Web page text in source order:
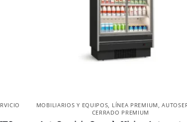
MOBILIARIOS Y EQUIPOS, LÍNEA PREMIUM ,
CERRADO PREMIUM